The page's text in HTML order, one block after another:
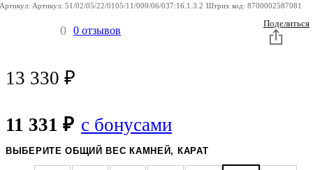
Артикул: Артикул: 51/02/05/22/0105/11/000/06/037:16.1.3.2 Штрих код: 8700002587081
0 0 отзывов
Поделиться
13 330 ₽
11 331 ₽ с бонусами
ВЫБЕРИТЕ ОБЩИЙ ВЕС КАМНЕЙ, КАРАТ